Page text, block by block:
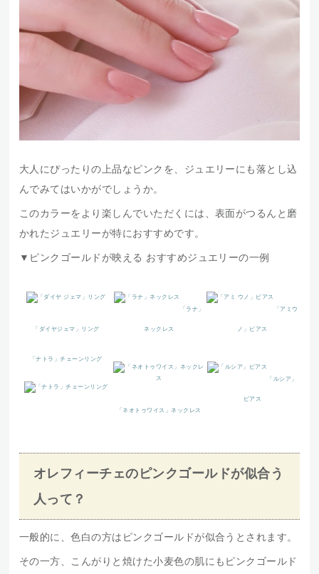
大人にぴったりの上品なピンクを、ジュエリーにも落とし込
んでみてはいかがでしょうか。
このカラーをより楽しんでいただくには、表面がつるんと磨
かれたジュエリーが特におすすめです。
▼ピンクゴールドが映える おすすめジュエリーの一例
「ダイヤジェマ」リング
「ラナ」
ネックレス
「アミウ
ノ」ピアス
「ナトラ」チェーンリング
「ネオトゥワイス」ネックレス
「ルシア」
ピアス
オレフィーチェのピンクゴールドが似合う
人って？
一般的に、色白の方はピンクゴールドが似合うとされます。
その一方、こんがりと焼けた小麦色の肌にもピンクゴールド